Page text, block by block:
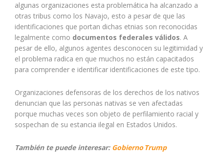
algunas organizaciones esta problemática ha alcanzado a
otras tribus como los Navajo, esto a pesar de que las
identificaciones que portan dichas etnias son reconocidas
legalmente como documentos federales válidos. A
pesar de ello, algunos agentes desconocen su legitimidad y
el problema radica en que muchos no están capacitados
para comprender e identificar identificaciones de este tipo.
Organizaciones defensoras de los derechos de los nativos
denuncian que las personas nativas se ven afectadas
porque muchas veces son objeto de perfilamiento racial y
sospechan de su estancia ilegal en Estados Unidos.
También te puede interesar: Gobierno Trump